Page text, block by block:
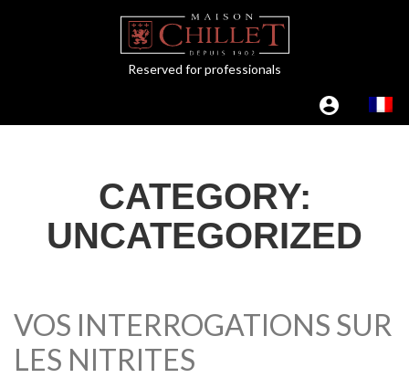
Reserved for professionals
CATEGORY:
UNCATEGORIZED
VOS INTERROGATIONS SUR
LES NITRITES